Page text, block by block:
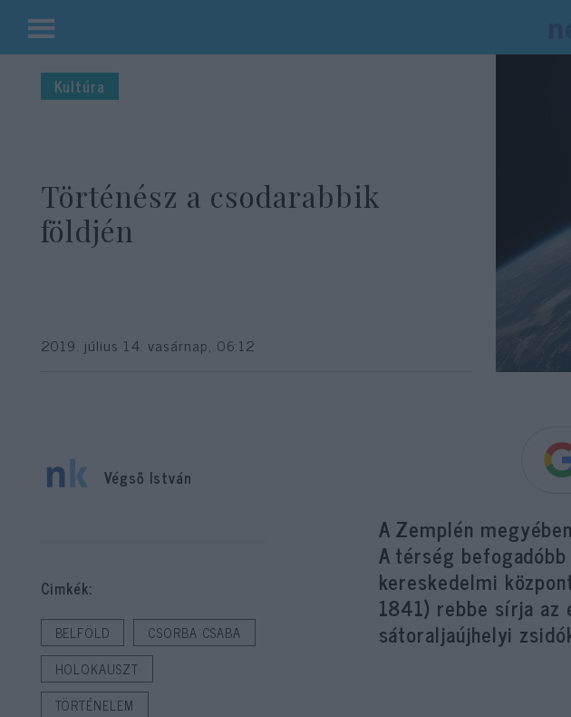
Kilépés
tartalomba
Kultúra
Történész a csodarabbik
földjén
2019. július 14. vasárnap, 06:12
A Zemplén
A térség
kereskedelmi
1841) rebbe sírja az
sátoraljaújhelyi
Végső István
Cimkék:
BELFÖLD
CSORBA CSABA
HOLOKAUSZT
TÖRTÉNELEM